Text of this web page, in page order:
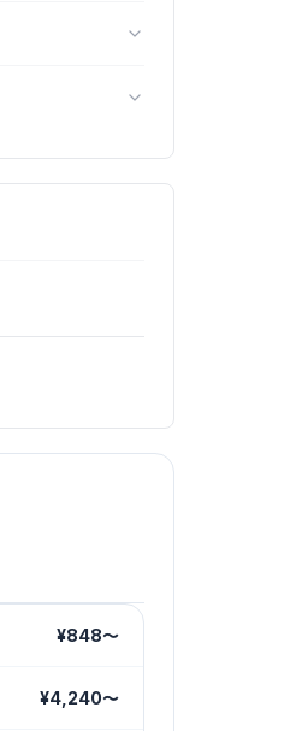
¥848〜
¥4,240〜